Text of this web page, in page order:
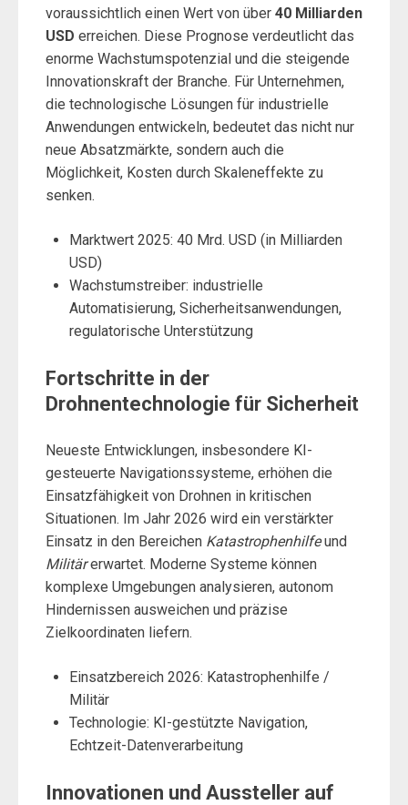
voraussichtlich einen Wert von über 40 Milliarden
USD erreichen. Diese Prognose verdeutlicht das
enorme Wachstumspotenzial und die steigende
Innovationskraft der Branche. Für Unternehmen,
die technologische Lösungen für industrielle
Anwendungen entwickeln, bedeutet das nicht nur
neue Absatzmärkte, sondern auch die
Möglichkeit, Kosten durch Skaleneffekte zu
senken.
Marktwert 2025: 40 Mrd. USD (in Milliarden
USD)
Wachstumstreiber: industrielle
Automatisierung, Sicherheitsanwendungen,
regulatorische Unterstützung
Fortschritte in der
Drohnentechnologie für Sicherheit
Neueste Entwicklungen, insbesondere KI-
gesteuerte Navigationssysteme, erhöhen die
Einsatzfähigkeit von Drohnen in kritischen
Situationen. Im Jahr 2026 wird ein verstärkter
Einsatz in den Bereichen Katastrophenhilfeund
Militärerwartet. Moderne Systeme können
komplexe Umgebungen analysieren, autonom
Hindernissen ausweichen und präzise
Zielkoordinaten liefern.
Einsatzbereich 2026: Katastrophenhilfe /
Militär
Technologie: KI-gestützte Navigation,
Echtzeit-Datenverarbeitung
Innovationen und Aussteller auf